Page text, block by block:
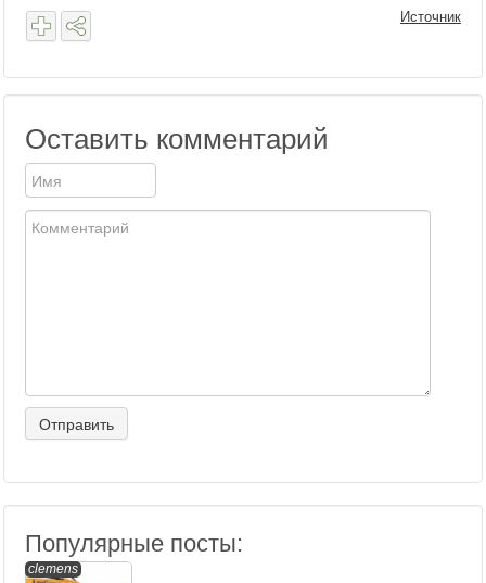
Источник
Оставить комментарий
Популярные посты:
clemens